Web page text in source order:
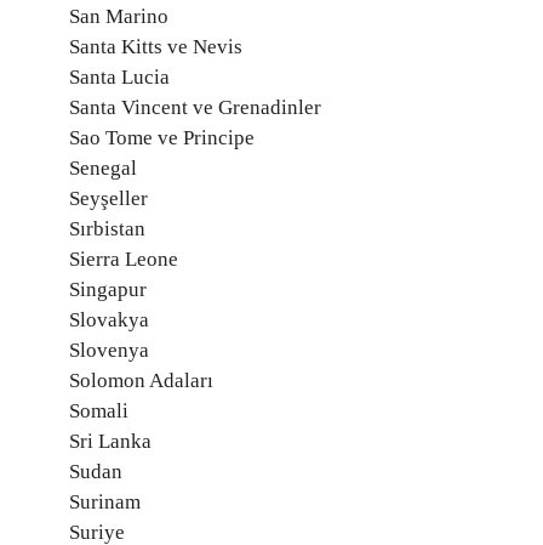
San Marino
Santa Kitts ve Nevis
Santa Lucia
Santa Vincent ve Grenadinler
Sao Tome ve Principe
Senegal
Seyşeller
Sırbistan
Sierra Leone
Singapur
Slovakya
Slovenya
Solomon Adaları
Somali
Sri Lanka
Sudan
Surinam
Suriye